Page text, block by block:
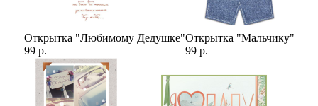
Открытка "Любимому Дедушке"
99 р.
Открытка "Мальчику"
99 р.